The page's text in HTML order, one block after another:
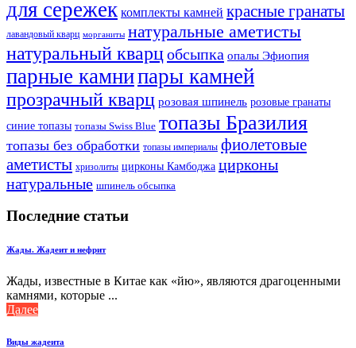
для сережек комплекты камней красные гранаты
лавандовый кварц морганиты натуральные аметисты
натуральный кварцобсыпка опалы Эфиопия
парные камнипары камней
прозрачный кварц розовая шпинель розовые гранаты
синие топазы топазы Swiss Blue топазы Бразилия
топазы без обработки топазы империалы фиолетовые
аметисты хризолиты цирконы Камбоджа цирконы
натуральные шпинель обсыпка
Последние статьи
Жады. Жадеит и нефрит
Жады, известные в Китае как «йю», являются драгоценными
камнями, которые ...
Далее
Виды жадеита